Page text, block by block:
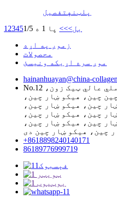
پلټنه تفصیل
1 2345 بل>>> پا 1 ه 1/5
زموږ په اړه
محصولات
موږ سره اړیکه ونیسئ
hainanhuayan@china-
No.12 میرفینګ سړک، د میوند ملي عالي ټیک زون،
چین، هیکو ښار چین،
چین، هیکو ښار چین،
چین، هیکو ښار چین،
چین، هیکو ښار چین،
+8618898240140171
86189776999719